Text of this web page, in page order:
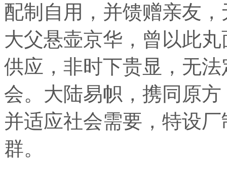
配制自用，并馈赠亲友
大父悬壶京华，曾以此
供应，非时下贵显，无
会。大陆易帜，携同原
并适应社会需要，特设
群。